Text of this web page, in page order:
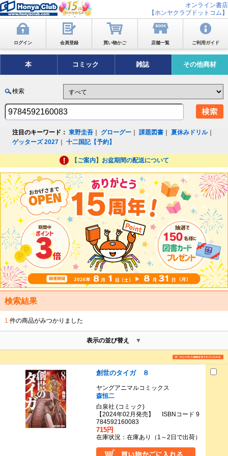
オンライン書店
【ホンヤクラブドットコム】
ログイン 会員登録 買い物かご 店舗一覧 ご利用ガイド
本 コミック 雑誌 その他商材
検索
注目のキーワード： 東野圭吾 グローグー ｜課題図書 ｜夏休みドリル｜
ゲッターズ 2027 ｜十二国記【予約】
【ご案内】お盆期間の配送について
検索結果
1 件の商品がみつかりました
表示の並び替え
創世のタイガ ８
ヤングアニマルコミックス
森恒二
白泉社 (コミック)
【2024年02月発売】 ISBNコード 9
784592160083
715円
在庫状況：在庫あり（1～2日で出荷）